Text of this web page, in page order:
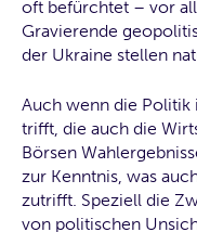
oft befürchtet – vor
Gravierende
der Ukraine stellen
Auch wenn die
trifft, die auch die
Börsen
zur Kenntnis, was
zutrifft. Speziell die
von politischen